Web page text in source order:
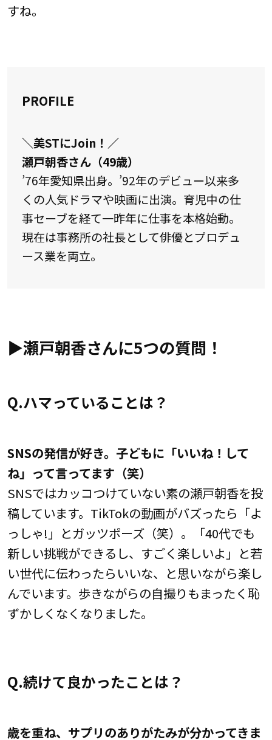
すね。
PROFILE
＼美STにJoin！／
瀬戸朝香さん（49歳）
’76年愛知県出身。’92年のデビュー以来多
くの人気ドラマや映画に出演。育児中の仕
事セーブを経て一昨年に仕事を本格始動。
現在は事務所の社長として俳優とプロデュ
ース業を両立。
▶︎瀬戸朝香さんに5つの質問！
Q.ハマっていることは？
SNSの発信が好き。子どもに「いいね！して
ね」って言ってます（笑）
SNSではカッコつけていない素の瀬戸朝香を投
稿しています。TikTokの動画がバズったら「よ
っしゃ!」とガッツポーズ（笑）。「40代でも
新しい挑戦ができるし、すごく楽しいよ」と若
い世代に伝わったらいいな、と思いながら楽し
んでいます。歩きながらの自撮りもまったく恥
ずかしくなくなりました。
Q.続けて良かったことは？
歳を重ね、サプリのありがたみが分かってきま